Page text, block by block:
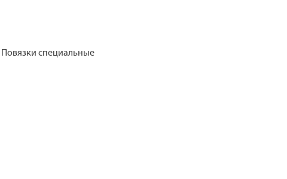
специальные